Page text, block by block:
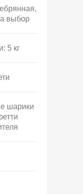
выбор
5 кг
шарики